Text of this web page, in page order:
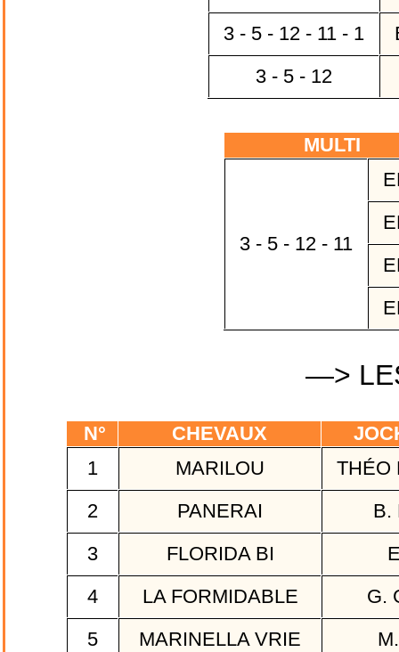
3 - 5 - 12 - 11 - 1
3 - 5 - 12
MULTI
3 - 5 - 12 - 11
—>
N° CHEVAUX
1
MARILOU
THÉO
2
PANERAI
B.
3
FLORIDA BI
4
LA FORMIDABLE
G.
5
MARINELLA VRIE